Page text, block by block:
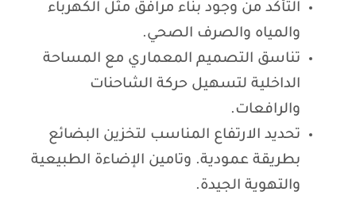
التأكد من وجود بناء مرافق مثل الكهرباء
والمياه والصرف الصحي.
تناسق التصميم المعماري مع المساحة
الداخلية لتسهيل حركة الشاحنات
والرافعات.
تحديد الارتفاع المناسب لتخزين البضائع
بطريقة عمودية. وتامين الإضاءة الطبيعية
والتهوية الجيدة.